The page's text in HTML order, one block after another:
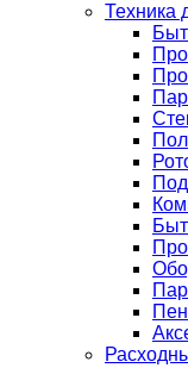
Техника